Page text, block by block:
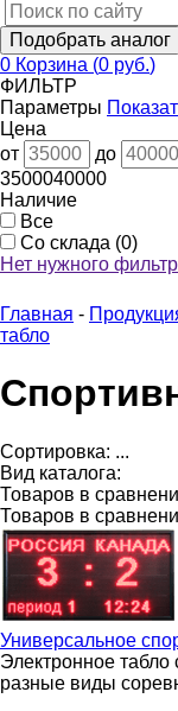
Подобрать аналог
0 Корзина (0 руб.)
ФИЛЬТР
Параметры
Цена
от
до
3500040000
Наличие
Все
Со склада (0)
Нет нужного
Главная -
табло
Сортировка: ...
Вид каталога:
Товаров в
Товаров в
Универсальное
Электронное
разные виды